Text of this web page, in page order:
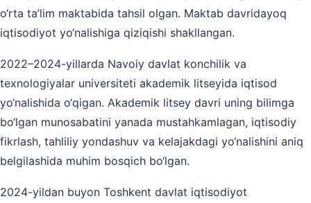
o‘rta ta’lim maktabida tahsil olgan. Maktab davridayoq
iqtisodiyot yo‘nalishiga qiziqishi shakllangan.
2022–2024-yillarda Navoiy davlat konchilik va
texnologiyalar universiteti akademik litseyida iqtisod
yo‘nalishida o‘qigan. Akademik litsey davri uning bilimga
bo‘lgan munosabatini yanada mustahkamlagan, iqtisodiy
fikrlash, tahliliy yondashuv va kelajakdagi yo‘nalishini aniq
belgilashida muhim bosqich bo‘lgan.
2024-yildan buyon Toshkent davlat iqtisodiyot